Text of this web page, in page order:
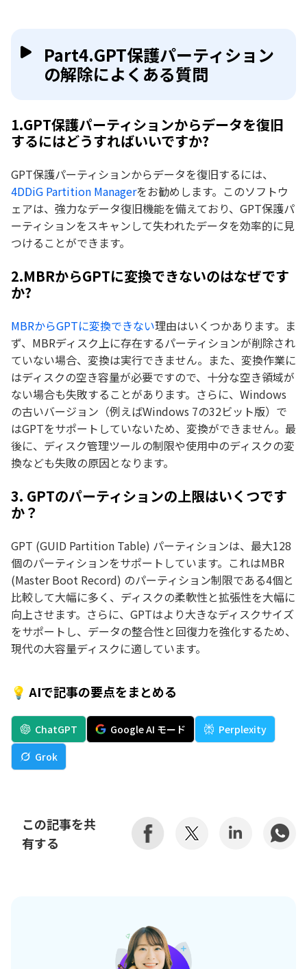
Part4.GPT保護パーティション
の解除によくある質問
1.GPT保護パーティションからデータを復旧
するにはどうすればいいですか?
GPT保護パーティションからデータを復旧するには、
4DDiG Partition Managerをお勧めします。このソフトウ
ェアは、強力なデータ復旧機能を備えており、GPT保護パ
ーティションをスキャンして失われたデータを効率的に見
つけることができます。
2.MBRからGPTに変換できないのはなぜです
か?
MBRからGPTに変換できない理由はいくつかあります。ま
ず、MBRディスク上に存在するパーティションが削除され
ていない場合、変換は実行できません。また、変換作業に
はディスクの空き容量が必要ですので、十分な空き領域が
ない場合も失敗することがあります。さらに、Windows
の古いバージョン（例えばWindows 7の32ビット版）で
はGPTをサポートしていないため、変換ができません。最
後に、ディスク管理ツールの制限や使用中のディスクの変
換なども失敗の原因となります。
3. GPTのパーティションの上限はいくつです
か？
GPT (GUID Partition Table) パーティションは、最大128
個のパーティションをサポートしています。これはMBR
(Master Boot Record) のパーティション制限である4個と
比較して大幅に多く、ディスクの柔軟性と拡張性を大幅に
向上させます。さらに、GPTはより大きなディスクサイズ
をサポートし、データの整合性と回復力を強化するため、
現代の大容量ディスクに適しています。
💡 AIで記事の要点をまとめる
ChatGPT Google AI モード
Perplexity
Grok
この記事を共
有する